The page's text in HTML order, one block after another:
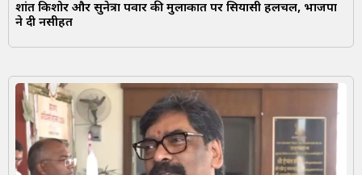
प्रशांत किशोर और सुनेत्रा पवार की मुलाकात पर सियासी हलचल, भाजपा
ने दी नसीहत